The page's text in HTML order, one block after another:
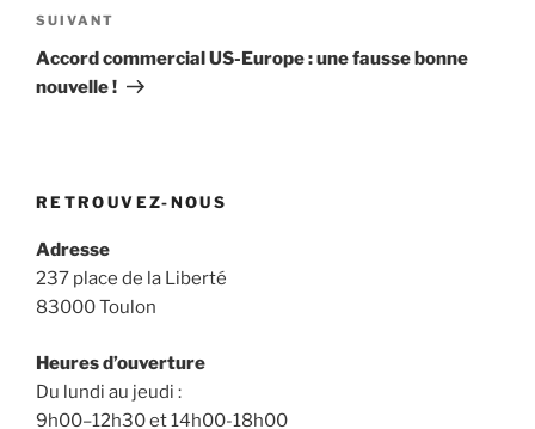
Article
suivant
SUIVANT
Accord commercial US-Europe : une fausse bonne
nouvelle !
RETROUVEZ-NOUS
Adresse
237 place de la Liberté
83000 Toulon
Heures d’ouverture
Du lundi au jeudi :
9h00–12h30 et 14h00-18h00